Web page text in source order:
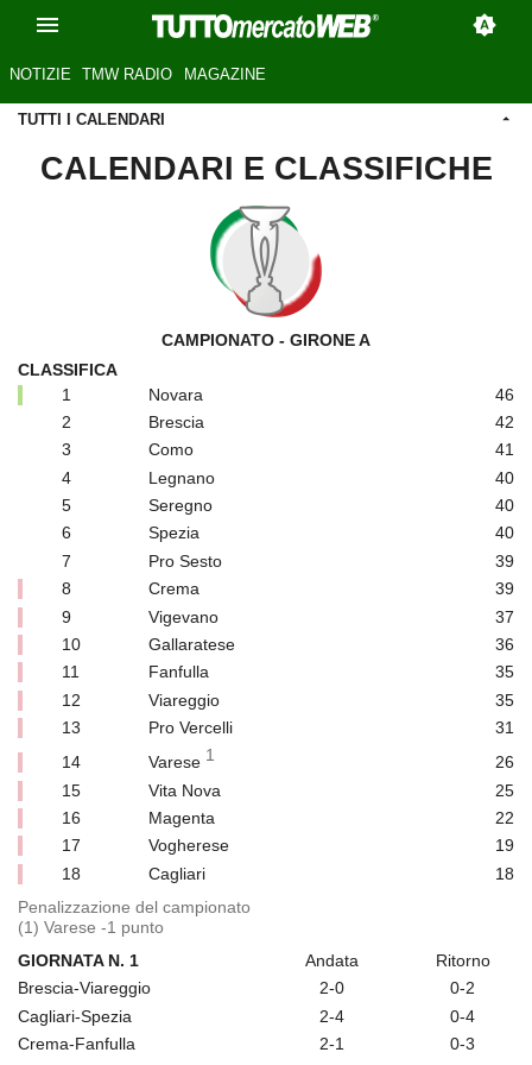
NOTIZIE TMW RADIO MAGAZINE
TUTTI I CALENDARI
CALENDARI E CLASSIFICHE
CAMPIONATO - GIRONE A
CLASSIFICA
1
Novara
46
2
Brescia
42
3
Como
41
4
Legnano
40
5
Seregno
40
6
Spezia
40
7
Pro Sesto
39
8
Crema
39
9
Vigevano
37
10
Gallaratese
36
11
Fanfulla
35
12
Viareggio
35
13
Pro Vercelli
31
14
Varese 1
26
15
Vita Nova
25
16
Magenta
22
17
Vogherese
19
18
Cagliari
18
Penalizzazione del campionato
(1) Varese -1 punto
GIORNATA N. 1
Andata
Ritorno
Brescia-Viareggio
2-0
0-2
Cagliari-Spezia
2-4
0-4
Crema-Fanfulla
2-1
0-3